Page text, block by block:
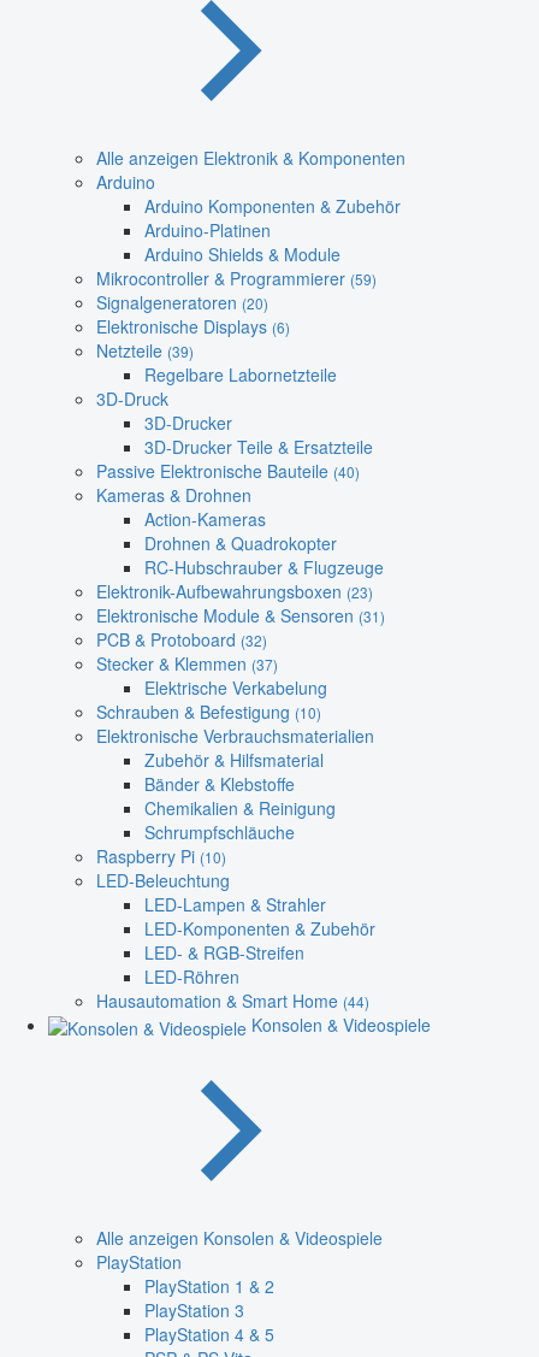
Alle anzeigen Elektronik & Komponenten
Arduino
Arduino Komponenten & Zubehör
Arduino-Platinen
Arduino Shields & Module
Mikrocontroller & Programmierer (59)
Signalgeneratoren (20)
Elektronische Displays (6)
Netzteile (39)
Regelbare Labornetzteile
3D-Druck
3D-Drucker
3D-Drucker Teile & Ersatzteile
Passive Elektronische Bauteile (40)
Kameras & Drohnen
Action-Kameras
Drohnen & Quadrokopter
RC-Hubschrauber & Flugzeuge
Elektronik-Aufbewahrungsboxen (23)
Elektronische Module & Sensoren (31)
PCB & Protoboard (32)
Stecker & Klemmen (37)
Elektrische Verkabelung
Schrauben & Befestigung (10)
Elektronische Verbrauchsmaterialien
Zubehör & Hilfsmaterial
Bänder & Klebstoffe
Chemikalien & Reinigung
Schrumpfschläuche
Raspberry Pi (10)
LED-Beleuchtung
LED-Lampen & Strahler
LED-Komponenten & Zubehör
LED- & RGB-Streifen
LED-Röhren
Hausautomation & Smart Home (44)
Konsolen & Videospiele
Alle anzeigen Konsolen & Videospiele
PlayStation
PlayStation 1 & 2
PlayStation 3
PlayStation 4 & 5